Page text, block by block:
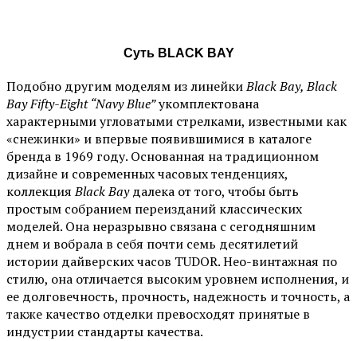
Суть BLACK BAY
Подобно другим моделям из линейкиBlack Bay, Black
Bay Fifty-Eight “Navy Blue”укомплектована
характерными угловатыми стрелками, известными как
«снежинки» и впервые появившимися в каталоге
бренда в 1969 году. Основанная на традиционном
дизайне и современных часовых тенденциях,
коллекцияBlack Bayдалека от того, чтобы быть
простым собранием переизданий классических
моделей. Она неразрывно связана с сегодняшним
днем и вобрала в себя почти семь десятилетий
истории дайверских часов TUDOR. Нео-винтажная по
стилю, она отличается высоким уровнем исполнения, и
ее долговечность, прочность, надежность и точность, а
также качество отделки превосходят принятые в
индустрии стандарты качества.